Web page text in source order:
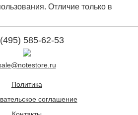
Отличие только в
585-62-53
Политика
соглашение